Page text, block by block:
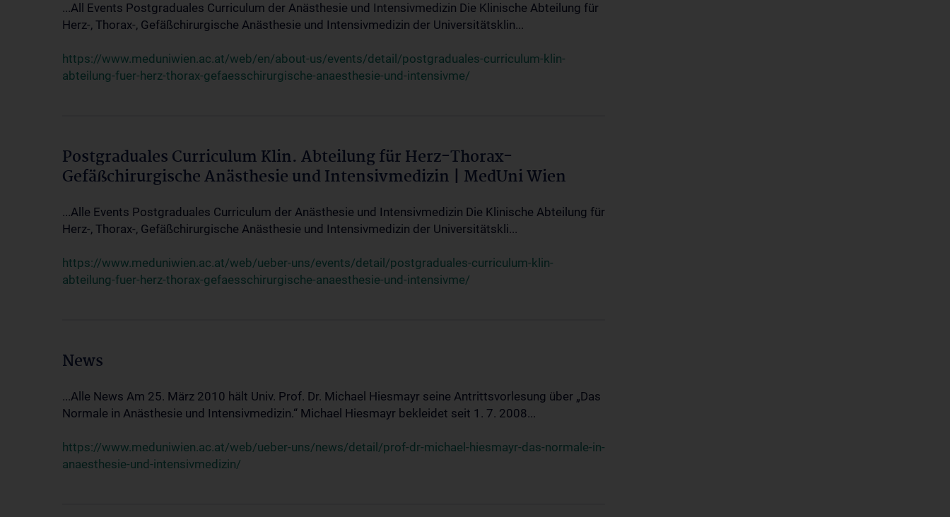
...All Events Postgraduales Curriculum der Anästhesie und Intensivmedizin Die Klinische Abteilung für
Herz-, Thorax-, Gefäßchirurgische Anästhesie und Intensivmedizin der Universitätsklin...
https://www.meduniwien.ac.at/web/en/about-us/events/detail/postgraduales-curriculum-klin-
abteilung-fuer-herz-thorax-gefaesschirurgische-anaesthesie-und-intensivme/
Postgraduales Curriculum Klin. Abteilung für Herz-Thorax-
Gefäßchirurgische Anästhesie und Intensivmedizin | MedUni Wien
...Alle Events Postgraduales Curriculum der Anästhesie und Intensivmedizin Die Klinische Abteilung für
Herz-, Thorax-, Gefäßchirurgische Anästhesie und Intensivmedizin der Universitätskli...
https://www.meduniwien.ac.at/web/ueber-uns/events/detail/postgraduales-curriculum-klin-
abteilung-fuer-herz-thorax-gefaesschirurgische-anaesthesie-und-intensivme/
News
...Alle News Am 25. März 2010 hält Univ. Prof. Dr. Michael Hiesmayr seine Antrittsvorlesung über „Das
Normale in Anästhesie und Intensivmedizin.“ Michael Hiesmayr bekleidet seit 1. 7. 2008...
https://www.meduniwien.ac.at/web/ueber-uns/news/detail/prof-dr-michael-hiesmayr-das-normale-in-
anaesthesie-und-intensivmedizin/